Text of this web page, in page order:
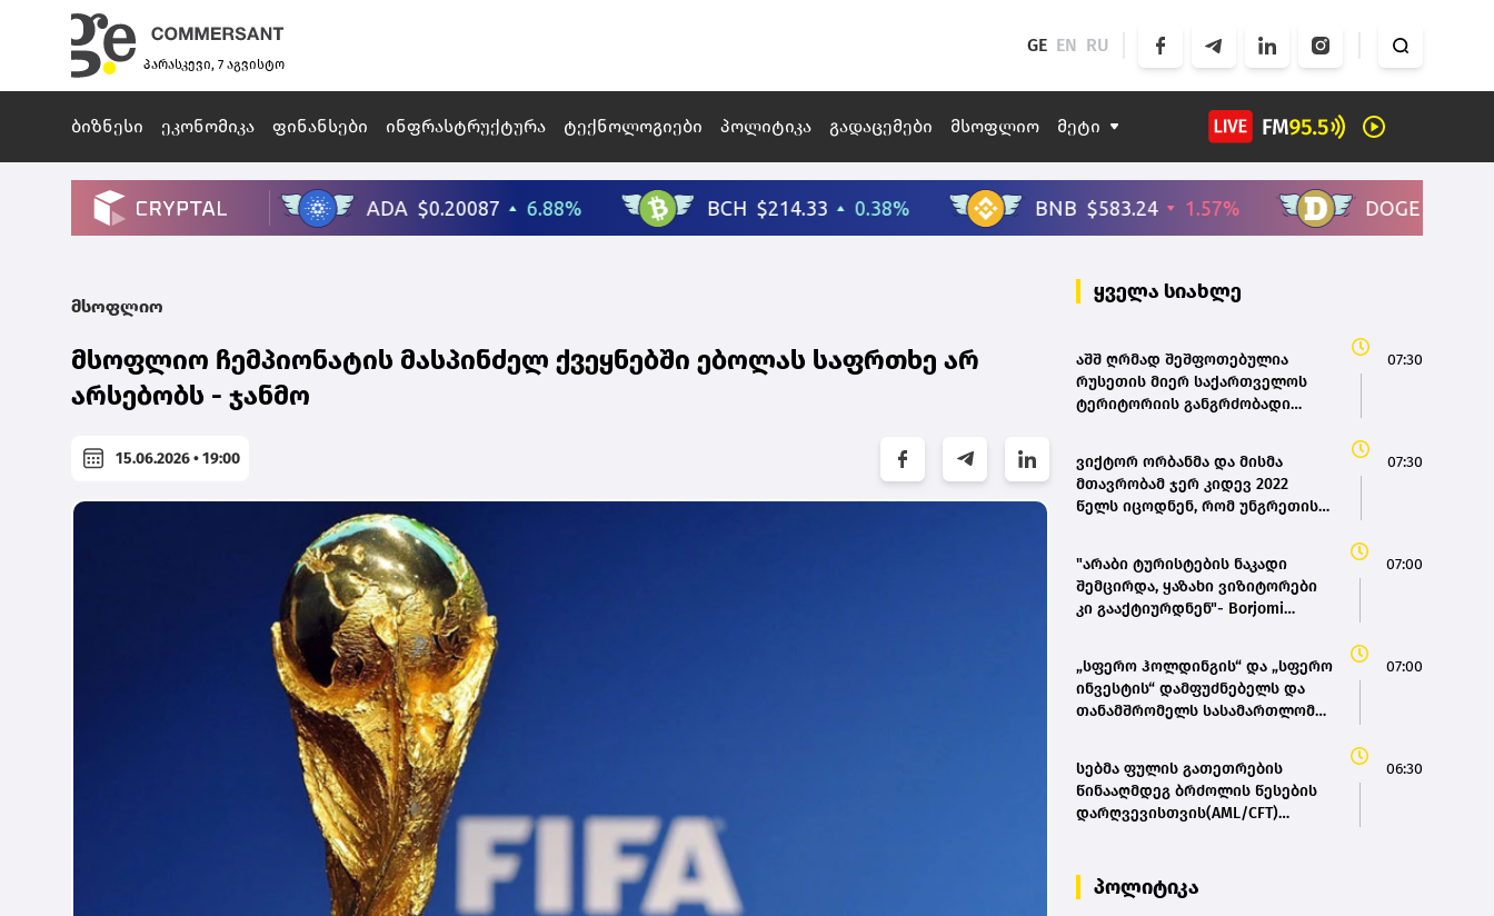
პარასკევი, 7 აგვისტო
GE EN RU
ბიზნესი ეკონომიკა ფინანსები ინფრასტრუქტურა ტექნოლოგიები პოლიტიკა გადაცემები მსოფლიო მეტი
მსოფლიო
მსოფლიო ჩემპიონატის მასპინძელ ქვეყნებში ებოლას საფრთხე არ
არსებობს - ჯანმო
15.06.2026 • 19:00
ყველა სიახლე
აშშ ღრმად შეშფოთებულია
რუსეთის მიერ საქართველოს
ტერიტორიის განგრძობადი
07:30
ვიქტორ ორბანმა და მისმა
მთავრობამ ჯერ კიდევ 2022
წელს იცოდნენ, რომ უნგრეთის
პეტერ მადიარი
07:30
"არაბი ტურისტების ნაკადი
შემცირდა, ყაზახი ვიზიტორები
კი გააქტიურდნენ"- Borjomi
07:00
„სფერო ჰოლდინგის“ და „სფერო
ინვესტის“ დამფუძნებელს და
თანამშრომელს სასამართლომ
07:00
სებმა ფულის გათეთრების
წინააღმდეგ ბრძოლის წესების
დარღვევისთვის(AML/CFT)
06:30
პოლიტიკა